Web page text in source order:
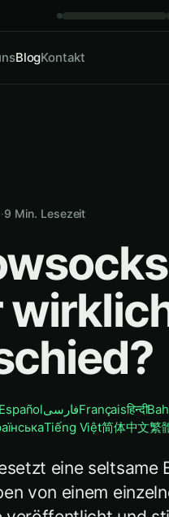
BlogKontakt
·9 Min. Lesezeit
فارسیFrançaisहिन्दी
Tiếng Việt简体中文繁
eine seltsame
von einem